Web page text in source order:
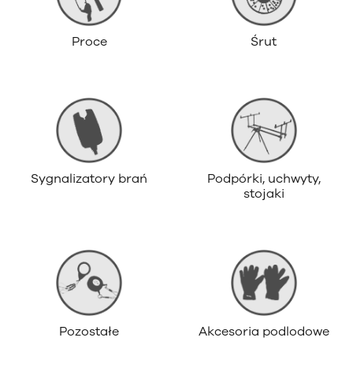
Proce Śrut
Sygnalizatory brań
Podpórki, uchwyty,
stojaki
Pozostałe Akcesoria podlodowe